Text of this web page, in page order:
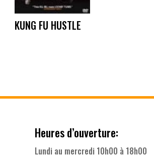
KUNG FU HUSTLE
Heures d’ouverture:
Lundi au mercredi 10h00 à 18h00